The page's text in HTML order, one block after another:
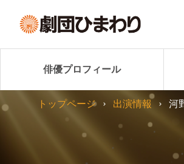
俳優プロフィール
トップページ 出演情報 河